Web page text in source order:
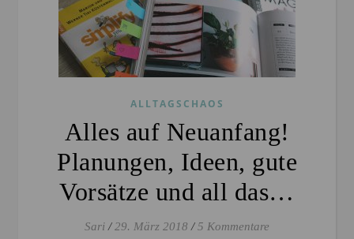
ALLTAGSCHAOS
Alles auf Neuanfang!
Planungen, Ideen, gute
Vorsätze und all das…
Sari / 29. März 2018 / 5 Kommentare